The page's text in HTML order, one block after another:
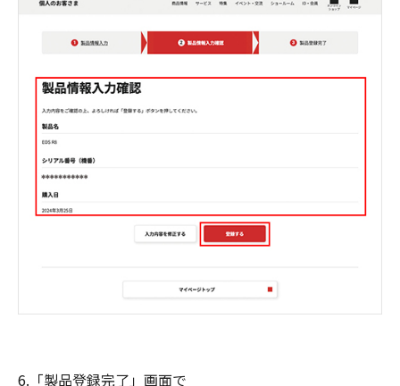
6.「製品登録完了」画面で